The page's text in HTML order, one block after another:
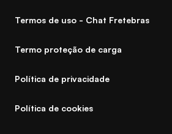
Termos de uso - Chat Fretebras
Termo proteção de carga
Política de privacidade
Política de cookies